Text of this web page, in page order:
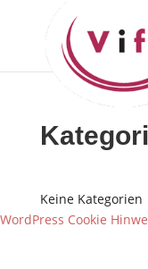
Keine Kategorien
WordPress Cookie